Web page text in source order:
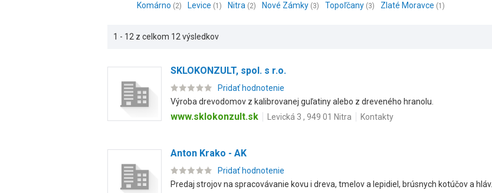
Komárno (2) Levice (1) Nitra (2) Nové Zámky (3) Topoľčany (3) Zlaté Moravce (1)
1 - 12 z celkom 12 výsledkov
SKLOKONZULT, spol. s r.o.
Pridať hodnotenie
Výroba drevodomov z kalibrovanej guľatiny alebo z dreveného hranolu.
www.sklokonzult.sk Levická 3 , 949 01 Nitra Kontakty
Anton Krako - AK
Pridať hodnotenie
Predaj strojov na spracovávanie kovu i dreva, tmelov a lepidiel, brúsnych kotúčov a hláv.